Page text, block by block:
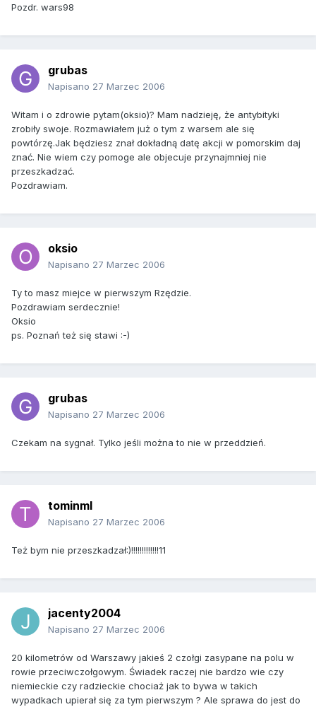
Pozdr. wars98
grubas
Napisano 27 Marzec 2006
Witam i o zdrowie pytam(oksio)? Mam nadzieję, że antybityki
zrobiły swoje. Rozmawiałem już o tym z warsem ale się
powtórzę.Jak będziesz znał dokładną datę akcji w pomorskim daj
znać. Nie wiem czy pomoge ale objecuje przynajmniej nie
przeszkadzać.
Pozdrawiam.
oksio
Napisano 27 Marzec 2006
Ty to masz miejce w pierwszym Rzędzie.
Pozdrawiam serdecznie!
Oksio
ps. Poznań też się stawi :-)
grubas
Napisano 27 Marzec 2006
Czekam na sygnał. Tylko jeśli można to nie w przeddzień.
tominml
Napisano 27 Marzec 2006
Też bym nie przeszkadzał:)!!!!!!!!!!!!!11
jacenty2004
Napisano 27 Marzec 2006
20 kilometrów od Warszawy jakieś 2 czołgi zasypane na polu w
rowie przeciwczołgowym. Świadek raczej nie bardzo wie czy
niemieckie czy radzieckie chociaż jak to bywa w takich
wypadkach upierał się za tym pierwszym ? Ale sprawa do jest do